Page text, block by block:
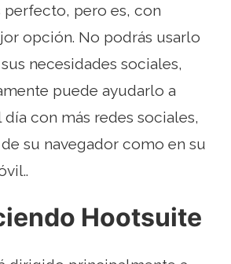
perfecto, pero es, con
opción. No podrás usarlo
necesidades sociales,
puede ayudarlo a
día con más redes sociales,
su navegador como en su
Hootsuite